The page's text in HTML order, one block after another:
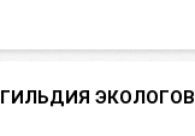
ГИЛЬДИЯ ЭКОЛОГОВ